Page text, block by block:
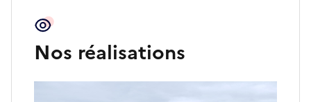
Nos réalisations